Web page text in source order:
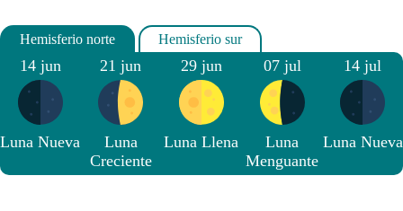
14 jun
Luna Nueva
21 jun
Luna
Creciente
29 jun
Luna Llena
07 jul
Luna
Menguante
14 jul
Luna Nueva